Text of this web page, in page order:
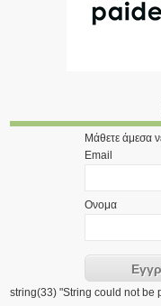
Μάθετε άμεσα
Email
Ονομα
string(33) "String could not be